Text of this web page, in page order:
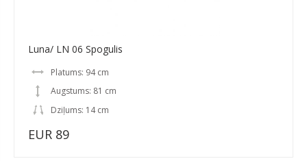
Luna/ LN 06 Spogulis
Platums: 94 cm
Augstums: 81 cm
Dziļums: 14 cm
EUR 89